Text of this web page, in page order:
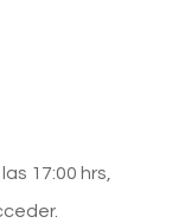
17:00 hrs,